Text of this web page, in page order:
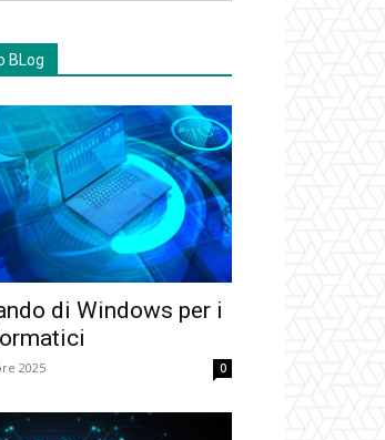
BLog
di Windows per i
2025 0